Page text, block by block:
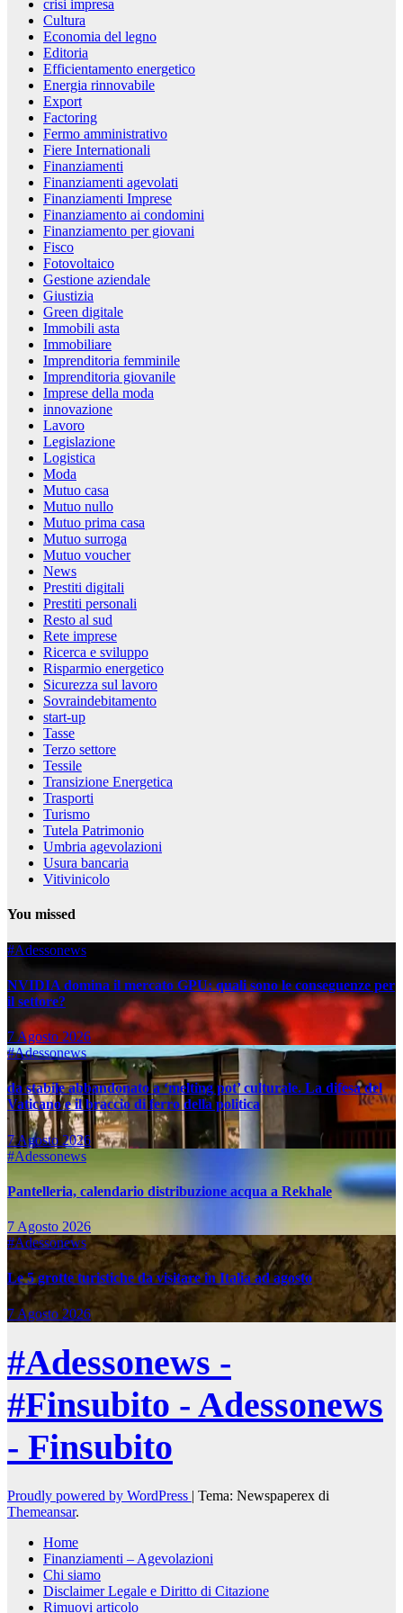
crisi impresa
Cultura
Economia del legno
Editoria
Efficientamento energetico
Energia rinnovabile
Export
Factoring
Fermo amministrativo
Fiere Internationali
Finanziamenti
Finanziamenti agevolati
Finanziamenti Imprese
Finanziamento ai condomini
Finanziamento per giovani
Fisco
Fotovoltaico
Gestione aziendale
Giustizia
Green digitale
Immobili asta
Immobiliare
Imprenditoria femminile
Imprenditoria giovanile
Imprese della moda
innovazione
Lavoro
Legislazione
Logistica
Moda
Mutuo casa
Mutuo nullo
Mutuo prima casa
Mutuo surroga
Mutuo voucher
News
Prestiti digitali
Prestiti personali
Resto al sud
Rete imprese
Ricerca e sviluppo
Risparmio energetico
Sicurezza sul lavoro
Sovraindebitamento
start-up
Tasse
Terzo settore
Tessile
Transizione Energetica
Trasporti
Turismo
Tutela Patrimonio
Umbria agevolazioni
Usura bancaria
Vitivinicolo
You missed
#Adessonews
NVIDIA domina il mercato GPU: quali sono le conseguenze per
il settore?
7 Agosto 2026
#Adessonews
da stabile abbandonato a ‘melting pot’ culturale. La difesa del
Vaticano e il braccio di ferro della politica
7 Agosto 2026
#Adessonews
Pantelleria, calendario distribuzione acqua a Rekhale
7 Agosto 2026
#Adessonews
Le 5 grotte turistiche da visitare in Italia ad agosto
7 Agosto 2026
#Adessonews -
#Finsubito - Adessonews
- Finsubito
Proudly powered by WordPress | Tema: Newspaperex di
Themeansar.
Home
Finanziamenti – Agevolazioni
Chi siamo
Disclaimer Legale e Diritto di Citazione
Rimuovi articolo